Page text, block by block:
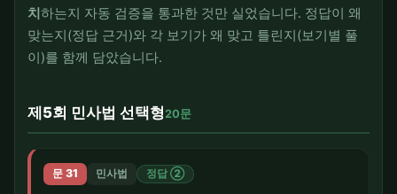
치하는지 자동 검증을 통과한 것만 실었습니다. 정답이 왜
맞는지(정답 근거)와 각 보기가 왜 맞고 틀린지(보기별 풀
이)를 함께 담았습니다.
제5회 민사법 선택형20문
문 31 민사법 정답 ②